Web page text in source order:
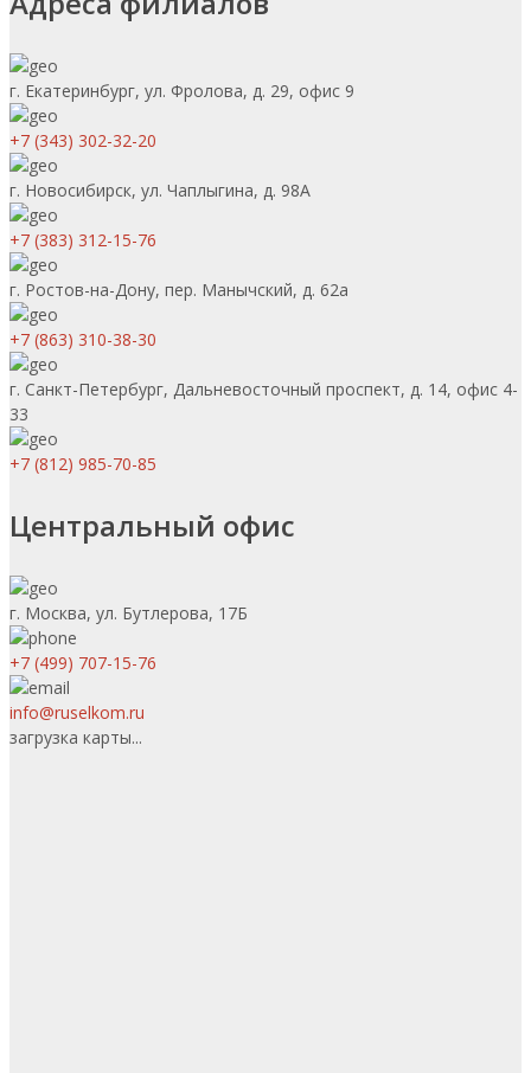
г. Екатеринбург, ул. Фролова, д. 29, офис 9
+7 (343) 302-32-20
г. Новосибирск, ул. Чаплыгина, д. 98А
+7 (383) 312-15-76
г. Ростов-на-Дону, пер. Манычский, д. 62а
+7 (863) 310-38-30
г. Санкт-Петербург, Дальневосточный проспект, д. 14, офис 4-
33
+7 (812) 985-70-85
Центральный офис
г. Москва, ул. Бутлерова, 17Б
+7 (499) 707-15-76
info@ruselkom.ru
загрузка карты...